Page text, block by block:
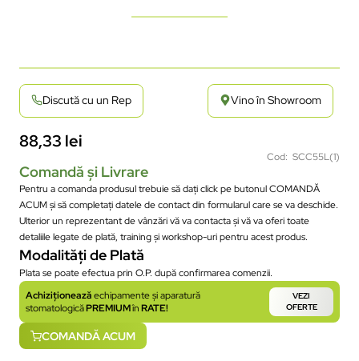
Discută cu un Rep Vino în Showroom
88,33 lei
Cod: SCC55L(1)
Comandă și Livrare
Pentru a comanda produsul trebuie să dați click pe butonul COMANDĂ
ACUM și să completați datele de contact din formularul care se va deschide.
Ulterior un reprezentant de vânzări vă va contacta și vă va oferi toate
detaliile legate de plată, training și workshop-uri pentru acest produs.
Modalități de Plată
Plata se poate efectua prin O.P. după confirmarea comenzii.
Achiziționeazăechipamente și aparatură
stomatologicăPREMIUMînRATE!
VEZI
OFERTE
COMANDĂ ACUM